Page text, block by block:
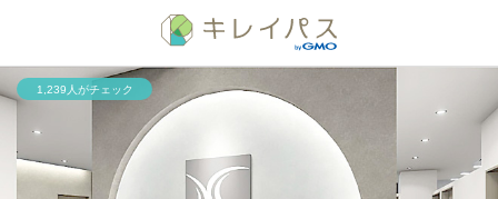
1,239人がチェック